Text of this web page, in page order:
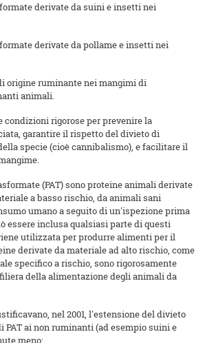
derivate da suini e insetti nei
derivate da pollame e insetti nei
origine ruminante nei mangimi di
animali.
condizioni rigorose per prevenire la
garantire il rispetto del divieto di
specie (cioè cannibalismo), e facilitare il
(PAT) sono proteine animali derivate
a basso rischio, da animali sani
umano a seguito di un'ispezione prima
essere inclusa qualsiasi parte di questi
utilizzata per produrre alimenti per il
derivate da materiale ad alto rischio, come
specifico a rischio, sono rigorosamente
della alimentazione degli animali da
nel 2001, l'estensione del divieto
ai non ruminanti (ad esempio suini e
meno: